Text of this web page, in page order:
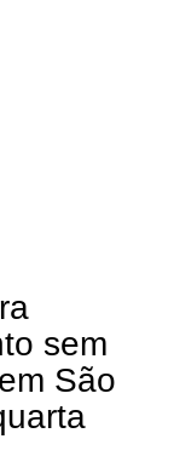
sem
São